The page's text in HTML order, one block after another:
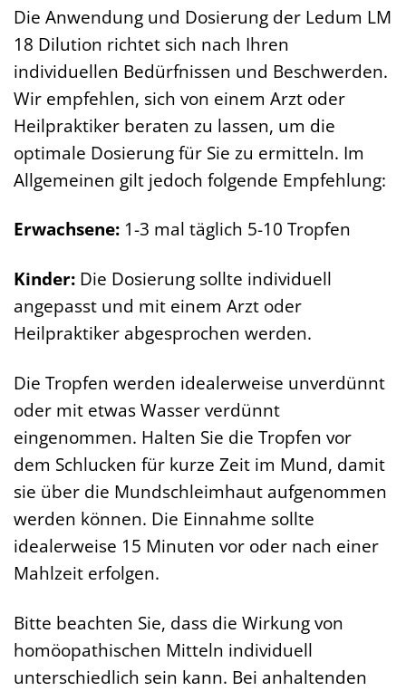
Die Anwendung und Dosierung der Ledum LM
18 Dilution richtet sich nach Ihren
individuellen Bedürfnissen und Beschwerden.
Wir empfehlen, sich von einem Arzt oder
Heilpraktiker beraten zu lassen, um die
optimale Dosierung für Sie zu ermitteln. Im
Allgemeinen gilt jedoch folgende Empfehlung:
Erwachsene: 1-3 mal täglich 5-10 Tropfen
Kinder: Die Dosierung sollte individuell
angepasst und mit einem Arzt oder
Heilpraktiker abgesprochen werden.
Die Tropfen werden idealerweise unverdünnt
oder mit etwas Wasser verdünnt
eingenommen. Halten Sie die Tropfen vor
dem Schlucken für kurze Zeit im Mund, damit
sie über die Mundschleimhaut aufgenommen
werden können. Die Einnahme sollte
idealerweise 15 Minuten vor oder nach einer
Mahlzeit erfolgen.
Bitte beachten Sie, dass die Wirkung von
homöopathischen Mitteln individuell
unterschiedlich sein kann. Bei anhaltenden